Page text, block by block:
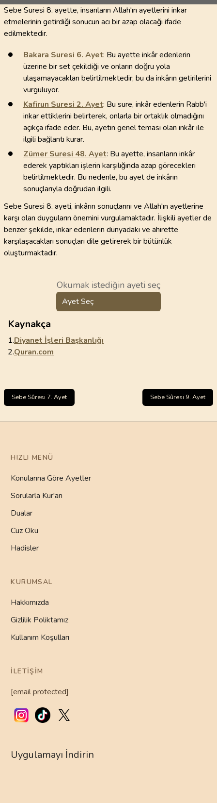
Sebe Suresi 8. ayette, insanların Allah'ın ayetlerini inkar
etmelerinin getirdiği sonucun acı bir azap olacağı ifade
edilmektedir.
Bakara Suresi 6. Ayet: Bu ayette inkâr edenlerin
üzerine bir set çekildiği ve onların doğru yola
ulaşamayacakları belirtilmektedir; bu da inkârın getirilerini
vurguluyor.
Kafirun Suresi 2. Ayet: Bu sure, inkâr edenlerin Rabb'i
inkar ettiklerini belirterek, onlarla bir ortaklık olmadığını
açıkça ifade eder. Bu, ayetin genel teması olan inkâr ile
ilgili bağlantı kurar.
Zümer Suresi 48. Ayet: Bu ayette, insanların inkâr
ederek yaptıkları işlerin karşılığında azap görecekleri
belirtilmektedir. Bu nedenle, bu ayet de inkârın
sonuçlarıyla doğrudan ilgili.
Sebe Suresi 8. ayeti, inkârın sonuçlarını ve Allah'ın ayetlerine
karşı olan duyguların önemini vurgulamaktadır. İlişkili ayetler de
benzer şekilde, inkar edenlerin dünyadaki ve ahirette
karşılaşacakları sonuçları dile getirerek bir bütünlük
oluşturmaktadır.
Okumak istediğin ayeti seç
Ayet Seç
Kaynakça
1.Diyanet İşleri Başkanlığı
2.Quran.com
Sebe Sûresi 7. Ayet Sebe Sûresi 9. Ayet
HIZLI MENÜ
Konularına Göre Ayetler
Sorularla Kur'an
Dualar
Cüz Oku
Hadisler
KURUMSAL
Hakkımızda
Gizlilik Poliktamız
Kullanım Koşulları
İLETIŞIM
[email protected]
Uygulamayı İndirin